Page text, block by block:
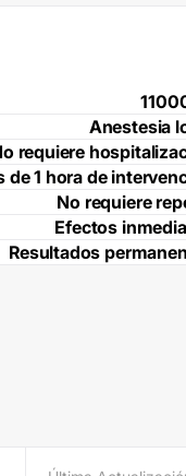
Anestesia
requiere
de 1 hora de
No requiere
Efectos
Resultados